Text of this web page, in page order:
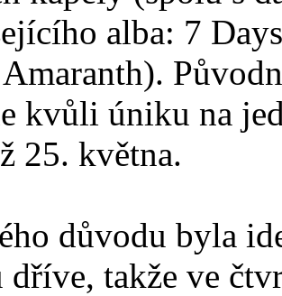
alba: 7
Amaranth).
kvůli úniku na
25. května.
důvodu byla
dříve, takže ve